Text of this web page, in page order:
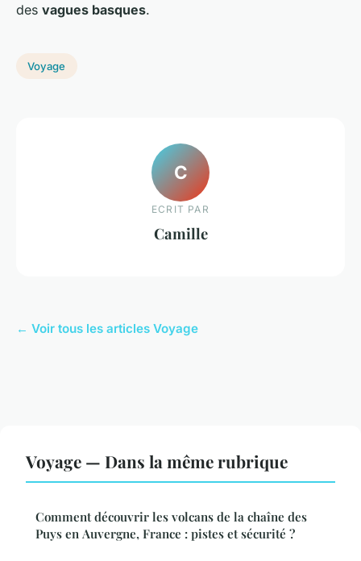
des vagues basques.
Voyage
C
ECRIT PAR
Camille
← Voir tous les articles Voyage
Voyage — Dans la même rubrique
Comment découvrir les volcans de la chaîne des
Puys en Auvergne, France : pistes et sécurité ?